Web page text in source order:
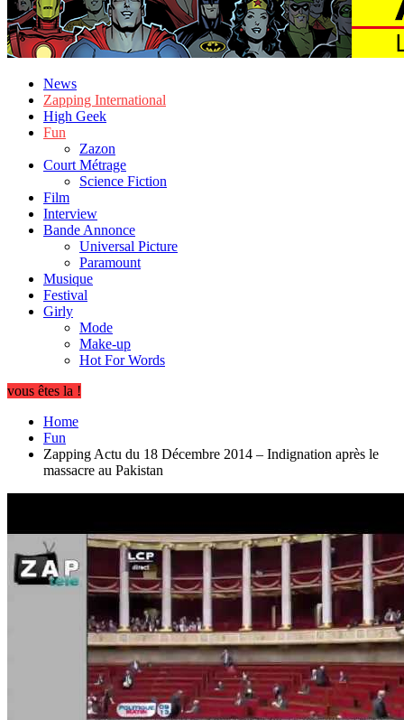
News
Zapping International
High Geek
Fun
Zazon
Court Métrage
Science Fiction
Film
Interview
Bande Annonce
Universal Picture
Paramount
Musique
Festival
Girly
Mode
Make-up
Hot For Words
vous êtes la !
Home
Fun
Zapping Actu du 18 Décembre 2014 – Indignation après le
massacre au Pakistan